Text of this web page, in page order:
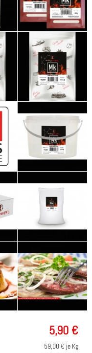
5,90 €
59,00€ je Kg